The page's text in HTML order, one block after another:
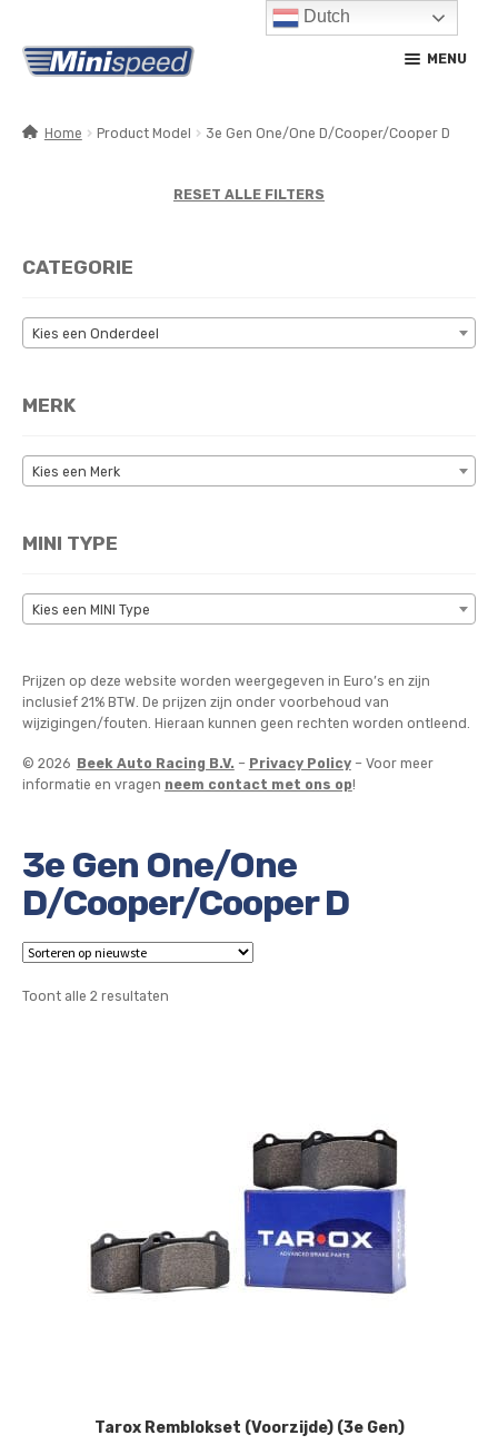
Ga
door
navigatie
Ga
naar
inhoud
MENU
CONTACT
MIJN ACCOUNT
Home Product Model 3e Gen One/One D/Cooper/Cooper D
3e Gen One/One
D/Cooper/Cooper D
Toont alle 2 resultatenGesorteerd
Tarox Remblokset (Voorzijde) (3e Gen)
RESET ALLE FILTERS
CATEGORIE
Kies een Onderdeel
MERK
Kies een Merk
MINI TYPE
Kies een MINI Type
Prijzen op deze website worden weergegeven in Euro’s en zijn
inclusief 21% BTW. De prijzen zijn onder voorbehoud van
wijzigingen/fouten. Hieraan kunnen geen rechten worden ontleend.
© 2026 Beek Auto Racing B.V. – Privacy Policy– Voor meer
informatie en vragen neem contact met ons op!
Dutch